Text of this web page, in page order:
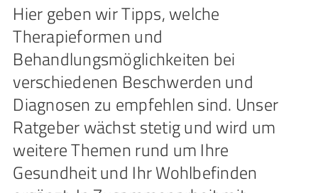
Hier geben wir Tipps, welche
Therapieformen und
Behandlungsmöglichkeiten bei
verschiedenen Beschwerden und
Diagnosen zu empfehlen sind. Unser
Ratgeber wächst stetig und wird um
weitere Themen rund um Ihre
Gesundheit und Ihr Wohlbefinden